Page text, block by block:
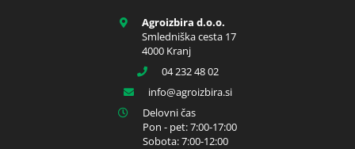
Agroizbira d.o.o.
Smledniška cesta 17
4000 Kranj
04 232 48 02
info
agroizbira.si
Delovni čas
Pon - pet: 7:00-17:00
Sobota: 7:00-12:00